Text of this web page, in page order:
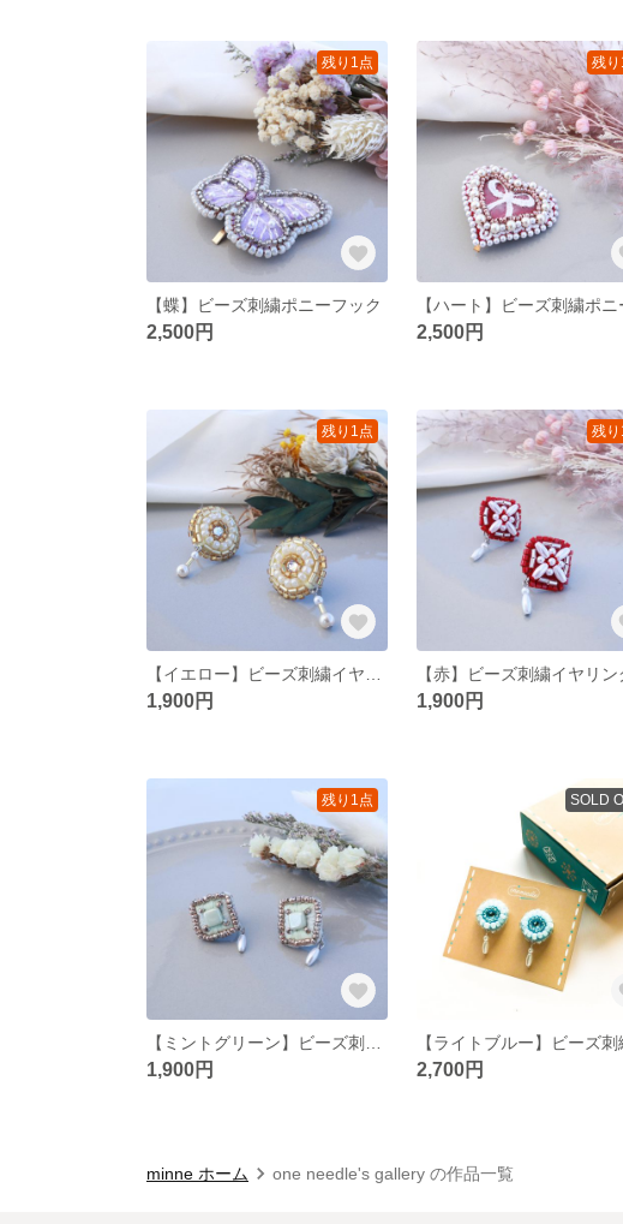
残り1点
【蝶】ビーズ刺繍ポニーフック
2,500円
残り
2,500円
残り1点
1,900円
残り
【赤】ビーズ刺繍イヤリン
1,900円
残り1点
1,900円
SOLD
2,700円
minne ホーム one needle's gallery の作品一覧